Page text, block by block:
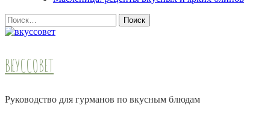
Найти:
ВКУССОВЕТ
Руководство для гурманов по вкусным блюдам